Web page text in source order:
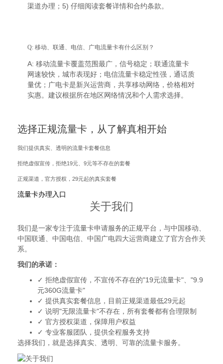
渠道办理；5) 仔细阅读套餐详情和合约条款。
Q: 移动、联通、电信、广电流量卡有什么区别？
A: 移动流量卡覆盖范围最广，信号稳定；联通流量卡
网速较快，城市表现好；电信流量卡稳定性强，通话质
量优；广电卡是新兴运营商，共享移动网络，价格相对
实惠。建议根据所在地区网络情况和个人需求选择。
选择正规流量卡，从了解真相开始
我们提供真实、透明的流量卡套餐信息
拒绝虚假宣传，拒绝19元、9元等不存在的套餐
正规渠道，官方授权，29元起的真实套餐
流量卡办理入口
关于我们
我们是一家专注于流量卡申请服务的正规平台，与中国移动、
中国联通、中国电信、中国广电四大运营商建立了官方合作关
系。
我们的承诺：
✓ 拒绝虚假宣传，不宣传不存在的"19元流量卡"、"9.9
元360G流量卡"
✓ 提供真实套餐信息，目前正规渠道最低29元起
✓ 说明"无限流量卡"不存在，所有套餐都有合理限制
✓ 官方授权渠道，保障用户权益
✓ 专业客服团队，提供全程服务支持
选择我们，就是选择真实、透明、可靠的流量卡服务。